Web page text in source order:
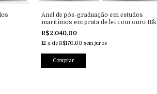
Anel de pós-graduação em estudos
marítimos em prata de lei com ouro 18k
R$2.040,00
12 x deR$170,00 sem juros